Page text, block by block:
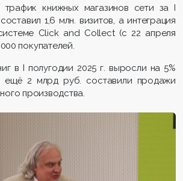
трафик книжных магазинов сети за I
1,6 млн. визитов, а интеграция
Click and Collect (с 22 апреля
покупателей.
в I полугодии 2025 г. выросли на 5%
ещё 2 млрд руб. составили продажи
производства.